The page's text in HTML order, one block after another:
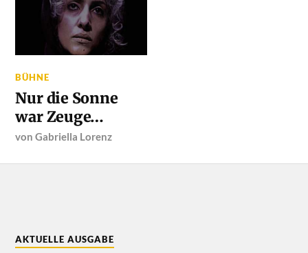
BÜHNE
Nur die Sonne
war Zeuge…
vonGabriella Lorenz
AKTUELLE AUSGABE